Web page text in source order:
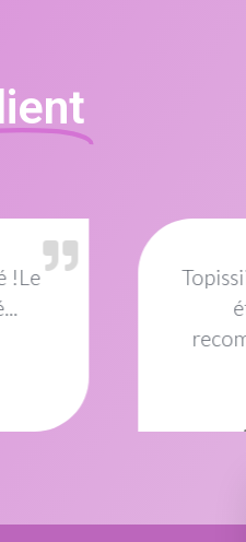
un
C est